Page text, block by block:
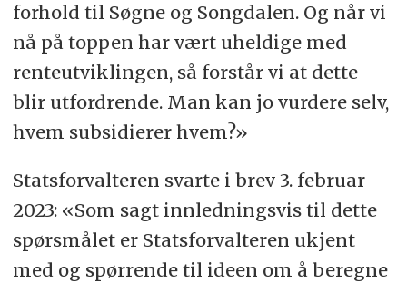
forhold til Søgne og Songdalen. Og når vi
nå på toppen har vært uheldige med
renteutviklingen, så forstår vi at dette
blir utfordrende. Man kan jo vurdere selv,
hvem subsidierer hvem?»
Statsforvalteren svarte i brev 3. februar
2023: «Som sagt innledningsvis til dette
spørsmålet er Statsforvalteren ukjent
med og spørrende til ideen om å beregne